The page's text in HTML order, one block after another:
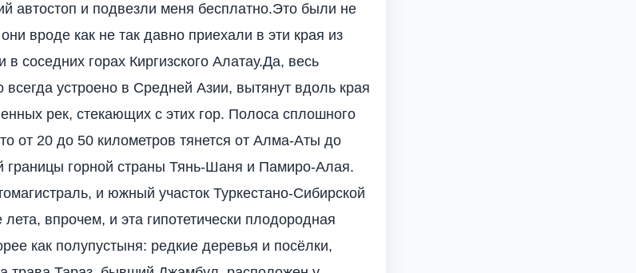
автостоп и подвезли меня бесплатно.Это были не
вроде как не так давно приехали в эти края из
соседних горах Киргизского Алатау.Да, весь
устроено в Средней Азии, вытянут вдоль края
рек, стекающих с этих гор. Полоса сплошного
от 20 до 50 километров тянется от Алма-Аты до
границы горной страны Тянь-Шаня и Памиро-Алая.
и южный участок Туркестано-Сибирской
впрочем, и эта гипотетически плодородная
как полупустыня: редкие деревья и посёлки,